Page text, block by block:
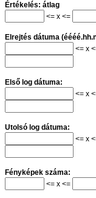
Értékelés: átlag
<= x <=
Elrejtés dátuma
<= x
Első log dátuma:
<= x
Utolsó log dátuma:
<= x
Fényképek száma:
<= x <=